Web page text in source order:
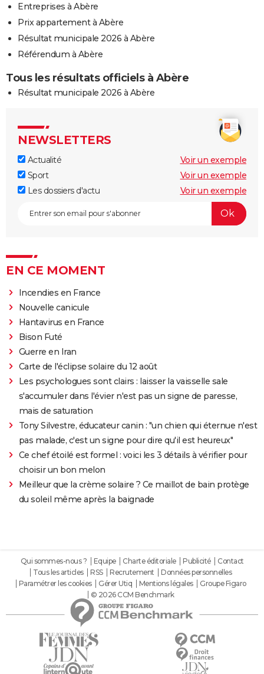
Entreprises à Abère
Prix appartement à Abère
Résultat municipale 2026 à Abère
Référendum à Abère
Tous les résultats officiels à Abère
Résultat municipale 2026 à Abère
NEWSLETTERS
Actualité
Voir un exemple
Sport
Voir un exemple
Les dossiers d'actu
Voir un exemple
EN CE MOMENT
Incendies en France
Nouvelle canicule
Hantavirus en France
Bison Futé
Guerre en Iran
Carte de l'éclipse solaire du 12 août
Les psychologues sont clairs : laisser la vaisselle sale
s'accumuler dans l'évier n'est pas un signe de paresse,
mais de saturation
Tony Silvestre, éducateur canin : "un chien qui éternue n'est
pas malade, c'est un signe pour dire qu'il est heureux"
Ce chef étoilé est formel : voici les 3 détails à vérifier pour
choisir un bon melon
Meilleur que la crème solaire ? Ce maillot de bain protège
du soleil même après la baignade
Qui sommes-nous ? Equipe Charte éditoriale Publicité
Contact
Tous les articles
RSS Recrutement
Données personnelles
Paramétrer les cookies
Gérer Utiq Mentions légales
Groupe Figaro
© 2026 CCM Benchmark